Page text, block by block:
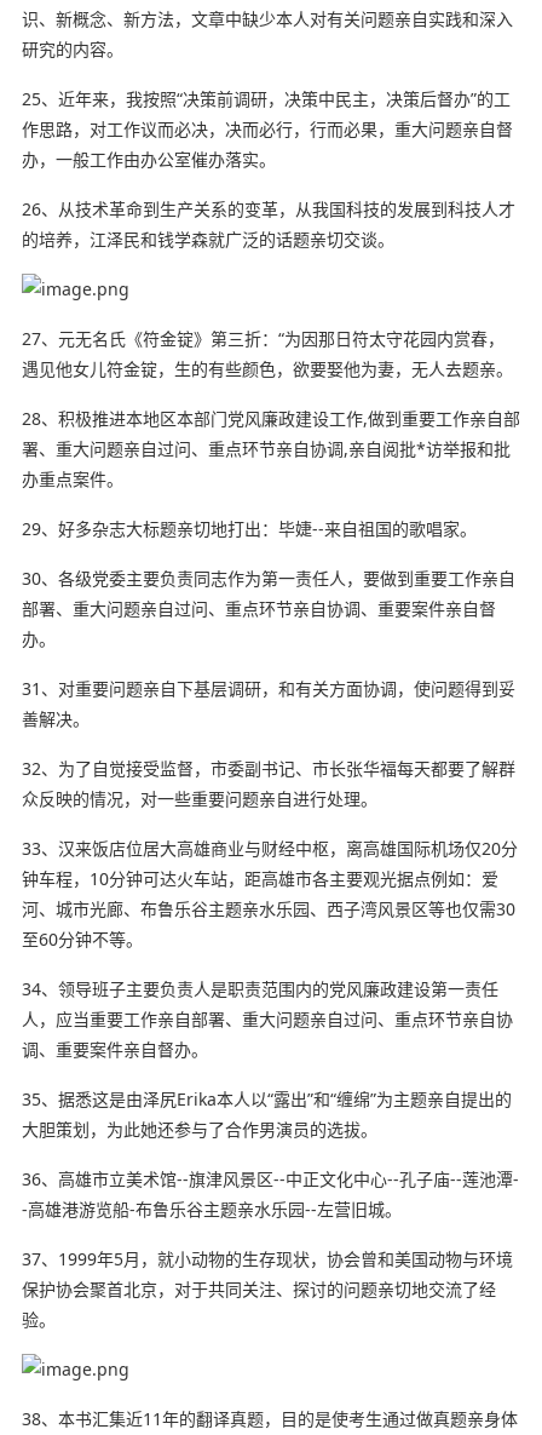
识、新概念、新方法，文章中缺少本人对有关问题亲自实践和深入
研究的内容。
25、近年来，我按照“决策前调研，决策中民主，决策后督办”的工
作思路，对工作议而必决，决而必行，行而必果，重大问题亲自督
办，一般工作由办公室催办落实。
26、从技术革命到生产关系的变革，从我国科技的发展到科技人才
的培养，江泽民和钱学森就广泛的话题亲切交谈。
27、元无名氏《符金锭》第三折：“为因那日符太守花园内赏春，
遇见他女儿符金锭，生的有些颜色，欲要娶他为妻，无人去题亲。
28、积极推进本地区本部门党风廉政建设工作,做到重要工作亲自部
署、重大问题亲自过问、重点环节亲自协调,亲自阅批*访举报和批
办重点案件。
29、好多杂志大标题亲切地打出：毕婕--来自祖国的歌唱家。
30、各级党委主要负责同志作为第一责任人，要做到重要工作亲自
部署、重大问题亲自过问、重点环节亲自协调、重要案件亲自督
办。
31、对重要问题亲自下基层调研，和有关方面协调，使问题得到妥
善解决。
32、为了自觉接受监督，市委副书记、市长张华福每天都要了解群
众反映的情况，对一些重要问题亲自进行处理。
33、汉来饭店位居大高雄商业与财经中枢，离高雄国际机场仅20分
钟车程，10分钟可达火车站，距高雄市各主要观光据点例如：爱
河、城市光廊、布鲁乐谷主题亲水乐园、西子湾风景区等也仅需30
至60分钟不等。
34、领导班子主要负责人是职责范围内的党风廉政建设第一责任
人，应当重要工作亲自部署、重大问题亲自过问、重点环节亲自协
调、重要案件亲自督办。
35、据悉这是由泽尻Erika本人以“露出”和“缠绵”为主题亲自提出的
大胆策划，为此她还参与了合作男演员的选拔。
36、高雄市立美术馆--旗津风景区--中正文化中心--孔子庙--莲池潭-
-高雄港游览船-布鲁乐谷主题亲水乐园--左营旧城。
37、1999年5月，就小动物的生存现状，协会曾和美国动物与环境
保护协会聚首北京，对于共同关注、探讨的问题亲切地交流了经
验。
38、本书汇集近11年的翻译真题，目的是使考生通过做真题亲身体